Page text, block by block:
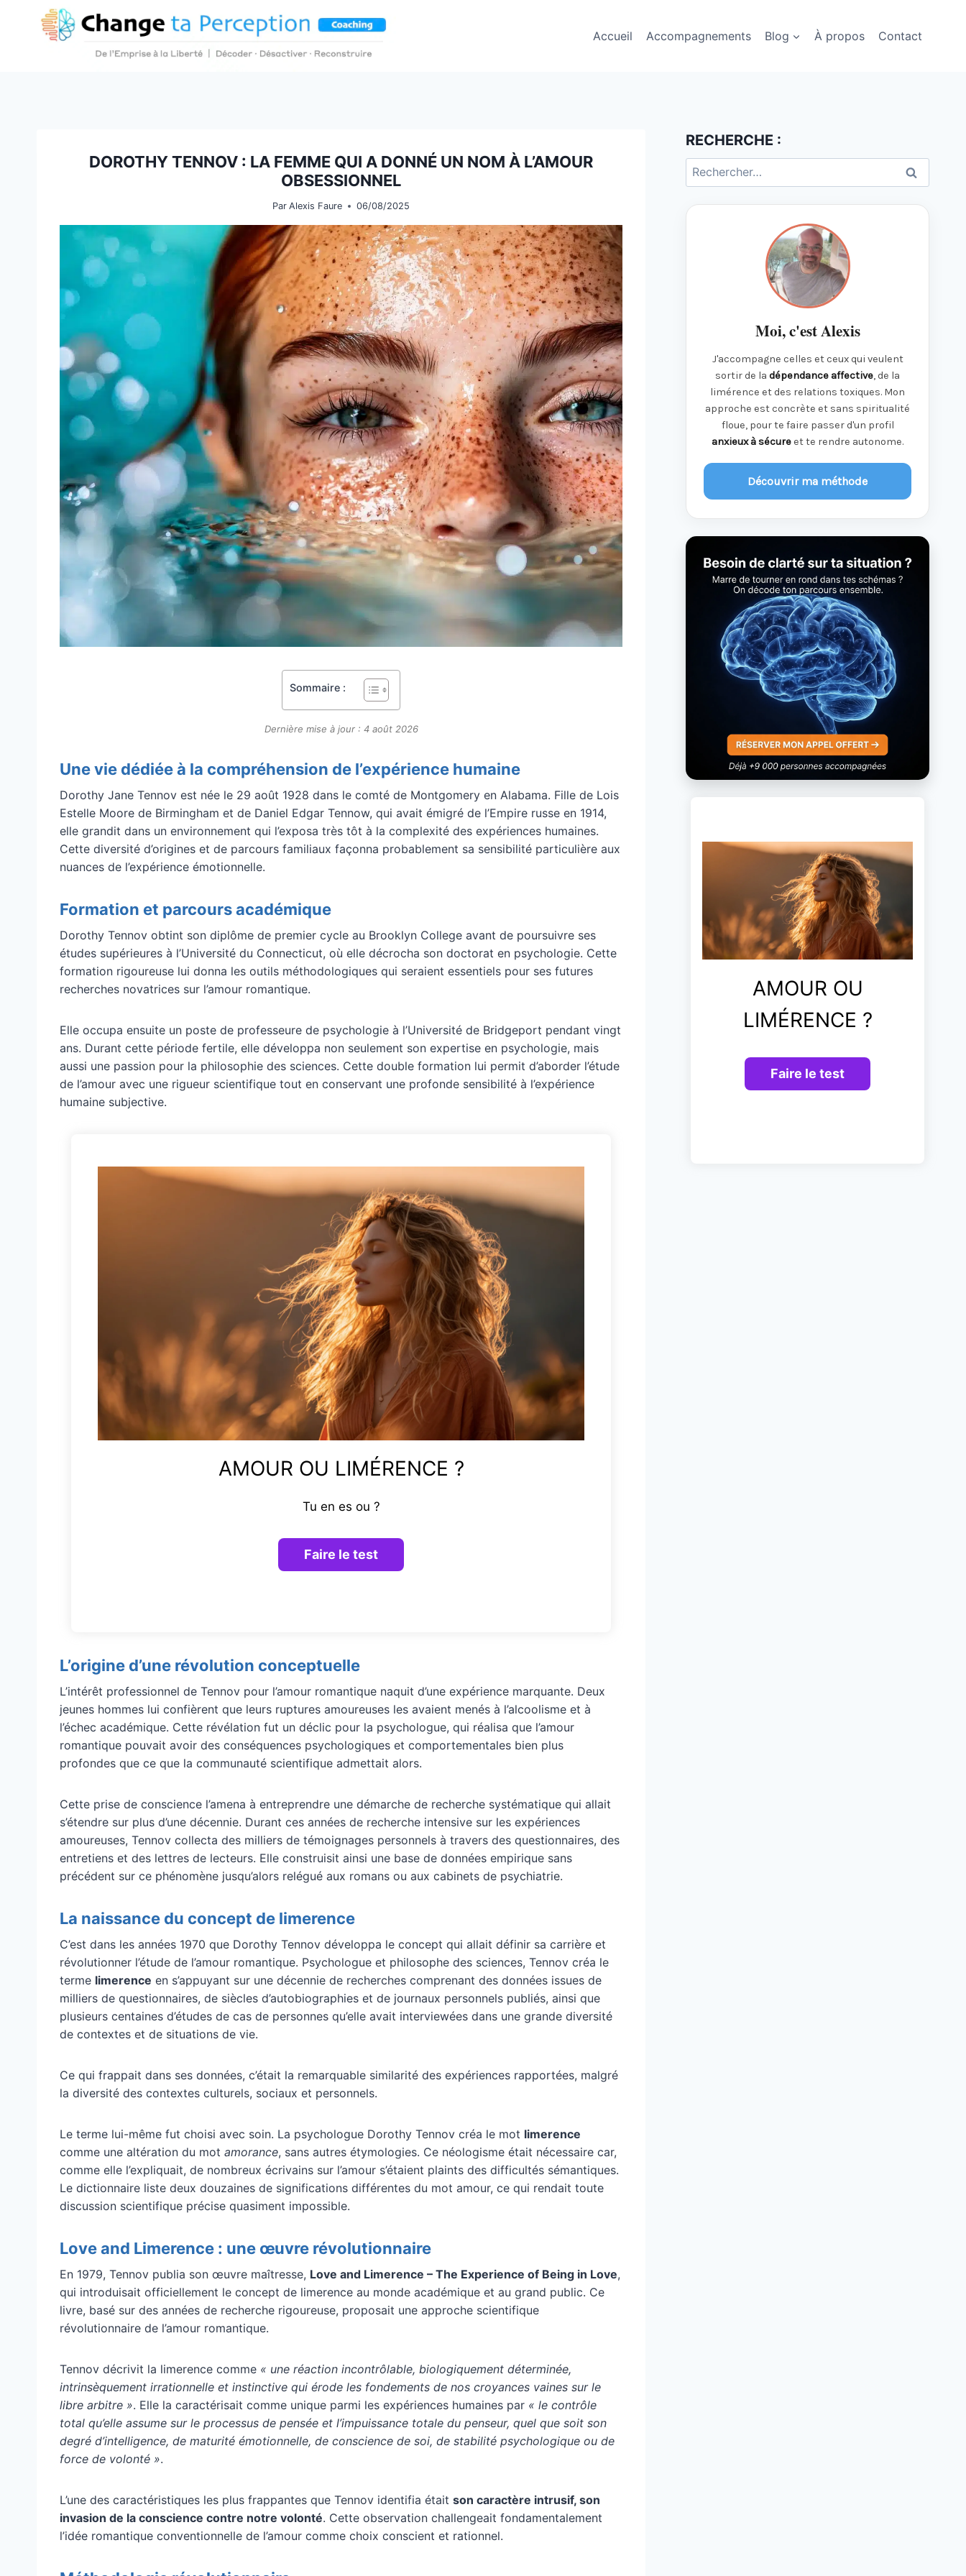
Accueil Accompagnements Blog À propos Contact
DOROTHY TENNOV : LA FEMME QUI A DONNÉ UN NOM À L’AMOUR
OBSESSIONNEL
Par Alexis Faure 06/08/2025
Sommaire :
Dernière mise à jour : 4 août 2026
Une vie dédiée à la compréhension de l’expérience humaine
Dorothy Jane Tennov est née le 29 août 1928 dans le comté de Montgomery en Alabama. Fille de Lois
Estelle Moore de Birmingham et de Daniel Edgar Tennow, qui avait émigré de l’Empire russe en 1914,
elle grandit dans un environnement qui l’exposa très tôt à la complexité des expériences humaines.
Cette diversité d’origines et de parcours familiaux façonna probablement sa sensibilité particulière aux
nuances de l’expérience émotionnelle.
Formation et parcours académique
Dorothy Tennov obtint son diplôme de premier cycle au Brooklyn College avant de poursuivre ses
études supérieures à l’Université du Connecticut, où elle décrocha son doctorat en psychologie. Cette
formation rigoureuse lui donna les outils méthodologiques qui seraient essentiels pour ses futures
recherches novatrices sur l’amour romantique.
Elle occupa ensuite un poste de professeure de psychologie à l’Université de Bridgeport pendant vingt
ans. Durant cette période fertile, elle développa non seulement son expertise en psychologie, mais
aussi une passion pour la philosophie des sciences. Cette double formation lui permit d’aborder l’étude
de l’amour avec une rigueur scientifique tout en conservant une profonde sensibilité à l’expérience
humaine subjective.
AMOUR OU LIMÉRENCE ?
Tu en es ou ?
L’origine d’une révolution conceptuelle
L’intérêt professionnel de Tennov pour l’amour romantique naquit d’une expérience marquante. Deux
jeunes hommes lui confièrent que leurs ruptures amoureuses les avaient menés à l’alcoolisme et à
l’échec académique. Cette révélation fut un déclic pour la psychologue, qui réalisa que l’amour
romantique pouvait avoir des conséquences psychologiques et comportementales bien plus
profondes que ce que la communauté scientifique admettait alors.
Cette prise de conscience l’amena à entreprendre une démarche de recherche systématique qui allait
s’étendre sur plus d’une décennie. Durant ces années de recherche intensive sur les expériences
amoureuses, Tennov collecta des milliers de témoignages personnels à travers des questionnaires, des
entretiens et des lettres de lecteurs. Elle construisit ainsi une base de données empirique sans
précédent sur ce phénomène jusqu’alors relégué aux romans ou aux cabinets de psychiatrie.
La naissance du concept de limerence
C’est dans les années 1970 que Dorothy Tennov développa le concept qui allait définir sa carrière et
révolutionner l’étude de l’amour romantique. Psychologue et philosophe des sciences, Tennov créa le
terme limerence en s’appuyant sur une décennie de recherches comprenant des données issues de
milliers de questionnaires, de siècles d’autobiographies et de journaux personnels publiés, ainsi que
plusieurs centaines d’études de cas de personnes qu’elle avait interviewées dans une grande diversité
de contextes et de situations de vie.
Ce qui frappait dans ses données, c’était la remarquable similarité des expériences rapportées, malgré
la diversité des contextes culturels, sociaux et personnels.
Le terme lui-même fut choisi avec soin. La psychologue Dorothy Tennov créa le mot limerence
comme une altération du mot amorance, sans autres étymologies. Ce néologisme était nécessaire car,
comme elle l’expliquait, de nombreux écrivains sur l’amour s’étaient plaints des difficultés sémantiques.
Le dictionnaire liste deux douzaines de significations différentes du mot amour, ce qui rendait toute
discussion scientifique précise quasiment impossible.
Love and Limerence : une œuvre révolutionnaire
En 1979, Tennov publia son œuvre maîtresse, Love and Limerence – The Experience of Being in Love,
qui introduisait officiellement le concept de limerence au monde académique et au grand public. Ce
livre, basé sur des années de recherche rigoureuse, proposait une approche scientifique
révolutionnaire de l’amour romantique.
Tennov décrivit la limerence comme « une réaction incontrôlable, biologiquement déterminée,
intrinsèquement irrationnelle et instinctive qui érode les fondements de nos croyances vaines sur le
libre arbitre ». Elle la caractérisait comme unique parmi les expériences humaines par « le contrôle
total qu’elle assume sur le processus de pensée et l’impuissance totale du penseur, quel que soit son
degré d’intelligence, de maturité émotionnelle, de conscience de soi, de stabilité psychologique ou de
force de volonté ».
L’une des caractéristiques les plus frappantes que Tennov identifia était son caractère intrusif, son
invasion de la conscience contre notre volonté. Cette observation challengeait fondamentalement
l’idée romantique conventionnelle de l’amour comme choix conscient et rationnel.
RECHERCHE :
Rechercher :
Moi, c'est Alexis
J'accompagne celles et ceux qui veulent
sortir de ladépendance affective, de la
limérence et des relations toxiques. Mon
approche est concrète et sans spiritualité
floue, pour te faire passer d'un profil
anxieux à sécureet te rendre autonome.
Découvrir ma méthode
AMOUR OU
LIMÉRENCE ?